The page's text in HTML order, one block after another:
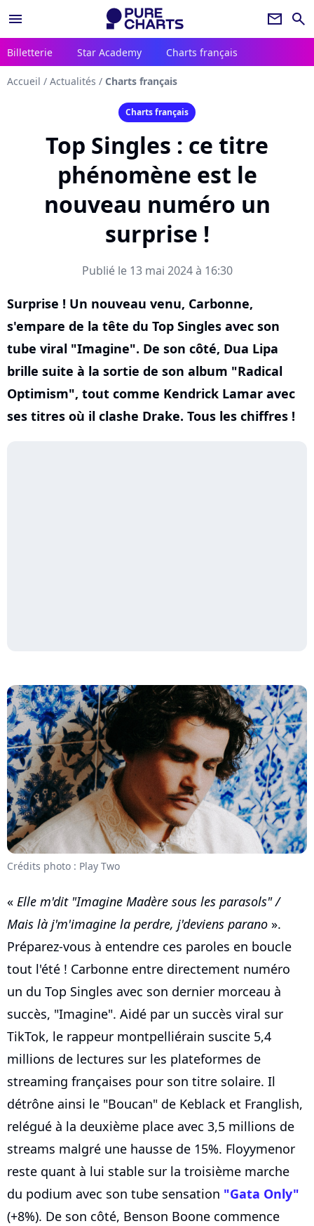
menu newsletter search
Billetterie Star Academy Charts français
Accueil / Actualités / Charts français
Charts français
Top Singles : ce titre
phénomène est le
nouveau numéro un
surprise !
Publié le 13 mai 2024 à 16:30
Surprise ! Un nouveau venu, Carbonne,
s'empare de la tête du Top Singles avec son
tube viral "Imagine". De son côté, Dua Lipa
brille suite à la sortie de son album "Radical
Optimism", tout comme Kendrick Lamar avec
ses titres où il clashe Drake. Tous les chiffres !
Crédits photo : Play Two
« Elle m'dit "Imagine Madère sous les parasols" /
Mais là j'm'imagine la perdre, j'deviens parano ».
Préparez-vous à entendre ces paroles en boucle
tout l'été ! Carbonne entre directement numéro
un du Top Singles avec son dernier morceau à
succès, "Imagine". Aidé par un succès viral sur
TikTok, le rappeur montpelliérain suscite 5,4
millions de lectures sur les plateformes de
streaming françaises pour son titre solaire. Il
détrône ainsi le "Boucan" de Keblack et Franglish,
relégué à la deuxième place avec 3,5 millions de
streams malgré une hausse de 15%. Floyymenor
reste quant à lui stable sur la troisième marche
du podium avec son tube sensation "Gata Only"
(+8%). De son côté, Benson Boone commence